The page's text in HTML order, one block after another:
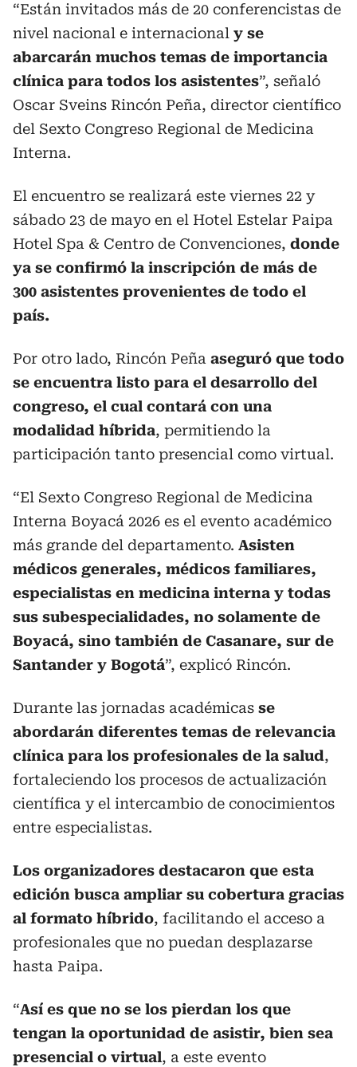
“Están invitados más de 20 conferencistas de
nivel nacional e internacional y se
abarcarán muchos temas de importancia
clínica para todos los asistentes”, señaló
Oscar Sveins Rincón Peña, director científico
del Sexto Congreso Regional de Medicina
Interna.
El encuentro se realizará este viernes 22 y
sábado 23 de mayo en el Hotel Estelar Paipa
Hotel Spa & Centro de Convenciones, donde
ya se confirmó la inscripción de más de
300 asistentes provenientes de todo el
país.
Por otro lado, Rincón Peña aseguró que todo
se encuentra listo para el desarrollo del
congreso, el cual contará con una
modalidad híbrida, permitiendo la
participación tanto presencial como virtual.
“El Sexto Congreso Regional de Medicina
Interna Boyacá 2026 es el evento académico
más grande del departamento. Asisten
médicos generales, médicos familiares,
especialistas en medicina interna y todas
sus subespecialidades, no solamente de
Boyacá, sino también de Casanare, sur de
Santander y Bogotá”, explicó Rincón.
Durante las jornadas académicas se
abordarán diferentes temas de relevancia
clínica para los profesionales de la salud,
fortaleciendo los procesos de actualización
científica y el intercambio de conocimientos
entre especialistas.
Los organizadores destacaron que esta
edición busca ampliar su cobertura gracias
al formato híbrido, facilitando el acceso a
profesionales que no puedan desplazarse
hasta Paipa.
“Así es que no se los pierdan los que
tengan la oportunidad de asistir, bien sea
presencial o virtual, a este evento